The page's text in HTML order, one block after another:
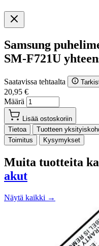
Samsung
SM-F721U
Saatavissa tehtaalta
20,95 €
Määrä
Lisää ostoskoriin
Tietoa
Tuotteen
Toimitus
Kysymykset
Muita tuotteita
akut
Näytä kaikki →